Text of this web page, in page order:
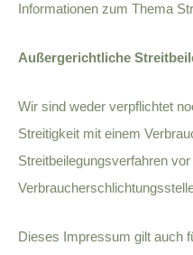
Informationen zum Thema
Außergerichtliche
Wir sind weder verpflichtet
Streitigkeit mit einem
Streitbeilegungsverfahren vor
Dieses Impressum gilt auch